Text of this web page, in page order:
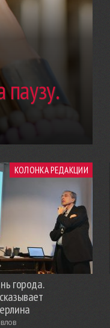
КОЛОНКА РЕДАКЦИИ
города.